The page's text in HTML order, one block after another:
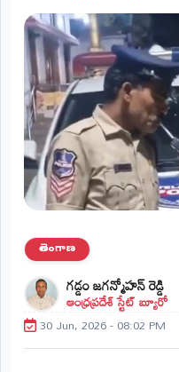
లైవ్
రేడియో
(Live
Radio)
ప్రాంతీయ
వార్తలు
(STATE)
తెలంగాణ
విభాగాలు
(MAIN)
తెలంగాణ
గడ్డం జగన్మోహన్ రెడ్డి
ఆంధ్రప్రదేశ్ స్టేట్ బ్యూరో
30 Jun, 2026 - 08:02 PM